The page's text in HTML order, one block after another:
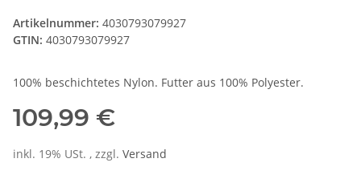
Artikelnummer: 4030793079927
GTIN: 4030793079927
100% beschichtetes Nylon. Futter aus 100% Polyester.
109,99 €
inkl. 19% USt. , zzgl. Versand